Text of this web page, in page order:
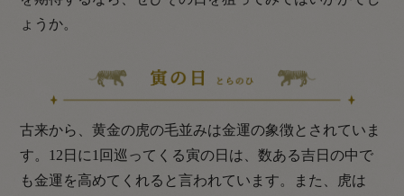
ょうか。
古来から、黄金の虎の毛並みは金運の象徴とされていま
す。12日に1回巡ってくる寅の日は、数ある吉日の中で
も金運を高めてくれると言われています。また、虎は